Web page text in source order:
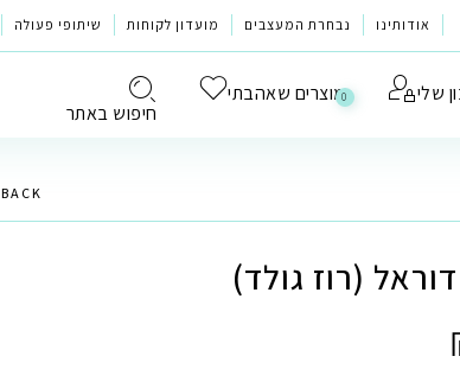
אודותינו נבחרת המעצבים מועדון לקוחות שיתופי פעולה
חיפוש באתר
0מוצרים שאהבתי שלי
BACK
(רוז גולד)